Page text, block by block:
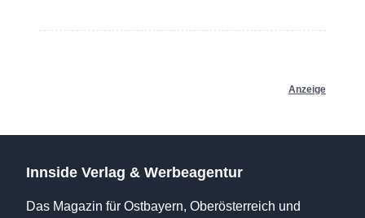
Anzeige
Innside Verlag & Werbeagentur
Das Magazin für Ostbayern, Oberösterreich und